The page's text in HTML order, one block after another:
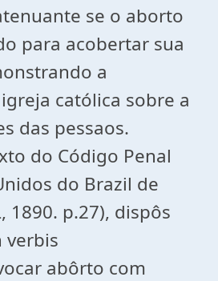
se o aborto
para acobertar sua
a
católica sobre a
das pessaos.
do Código Penal
do Brazil de
1890. p.27), dispôs
verbis
abôrto com